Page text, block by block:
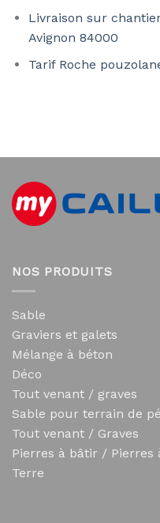
Livraison sur
Avignon 84000
Tarif Roche
NOS PRODUITS
Sable
Graviers et galets
Mélange à béton
Déco
Tout venant / graves
Sable pour terrain de
Tout venant / Graves
Pierres à bâtir / Pierres
Terre